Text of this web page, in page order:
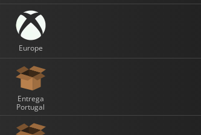
Europe
Entrega
Portugal